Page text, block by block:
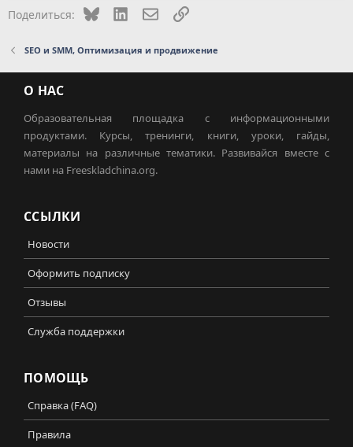
Поделиться: Bluesky LinkedInЭлектронная почта
Ссылка
SEO и SMM, Оптимизация и продвижение
О НАС
Образовательная площадка с информационными
продуктами. Курсы, тренинги, книги, уроки, гайды,
материалы на различные тематики. Развивайся вместе с
нами на Freeskladchina.org.
ССЫЛКИ
Новости
Оформить подписку
Отзывы
Служба поддержки
ПОМОЩЬ
Справка (FAQ)
Правила